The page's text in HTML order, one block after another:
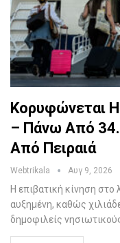
Κορυφώνεται
– Πάνω Από
Από Πειραιά
Webtrikala Αυγ 9, 2026
Η επιβατική κίνηση στο
αυξημένη, καθώς
δημοφιλείς